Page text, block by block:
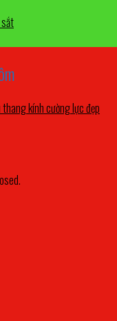
thang kính cường lực đẹp